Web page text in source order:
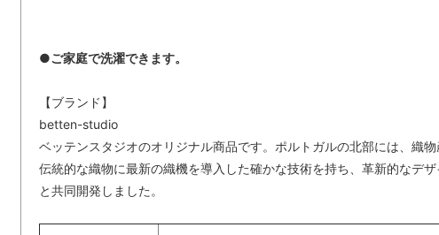
●ご家庭で洗濯できます。
【ブランド】
betten-studio
ベッテンスタジオのオリジナル商品です。ポルトガルの北部には、織
伝統的な織物に最新の織機を導入した確かな技術を持ち、革新的なデ
と共同開発しました。